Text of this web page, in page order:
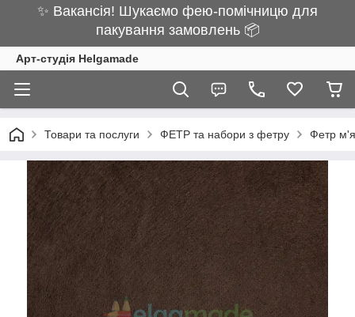
✨ Вакансія! Шукаємо фею-помічницю для
пакування замовлень 📦
Арт-студія Helgamade
Товари та послуги ФЕТР та набори з фетру Фетр